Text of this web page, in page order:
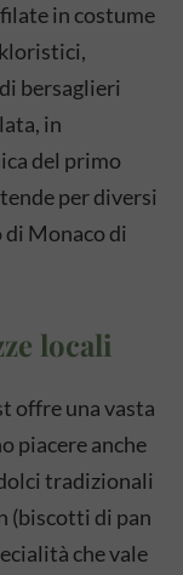
in costume
bersaglieri
in
del primo
per diversi
Monaco di
locali
offre una vasta
piacere anche
tradizionali
(biscotti di pan
che vale